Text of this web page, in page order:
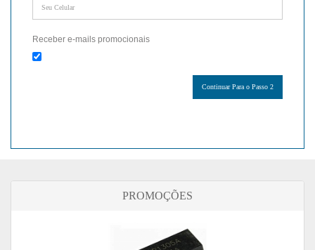
Receber e-mails promocionais
PROMOÇÕES